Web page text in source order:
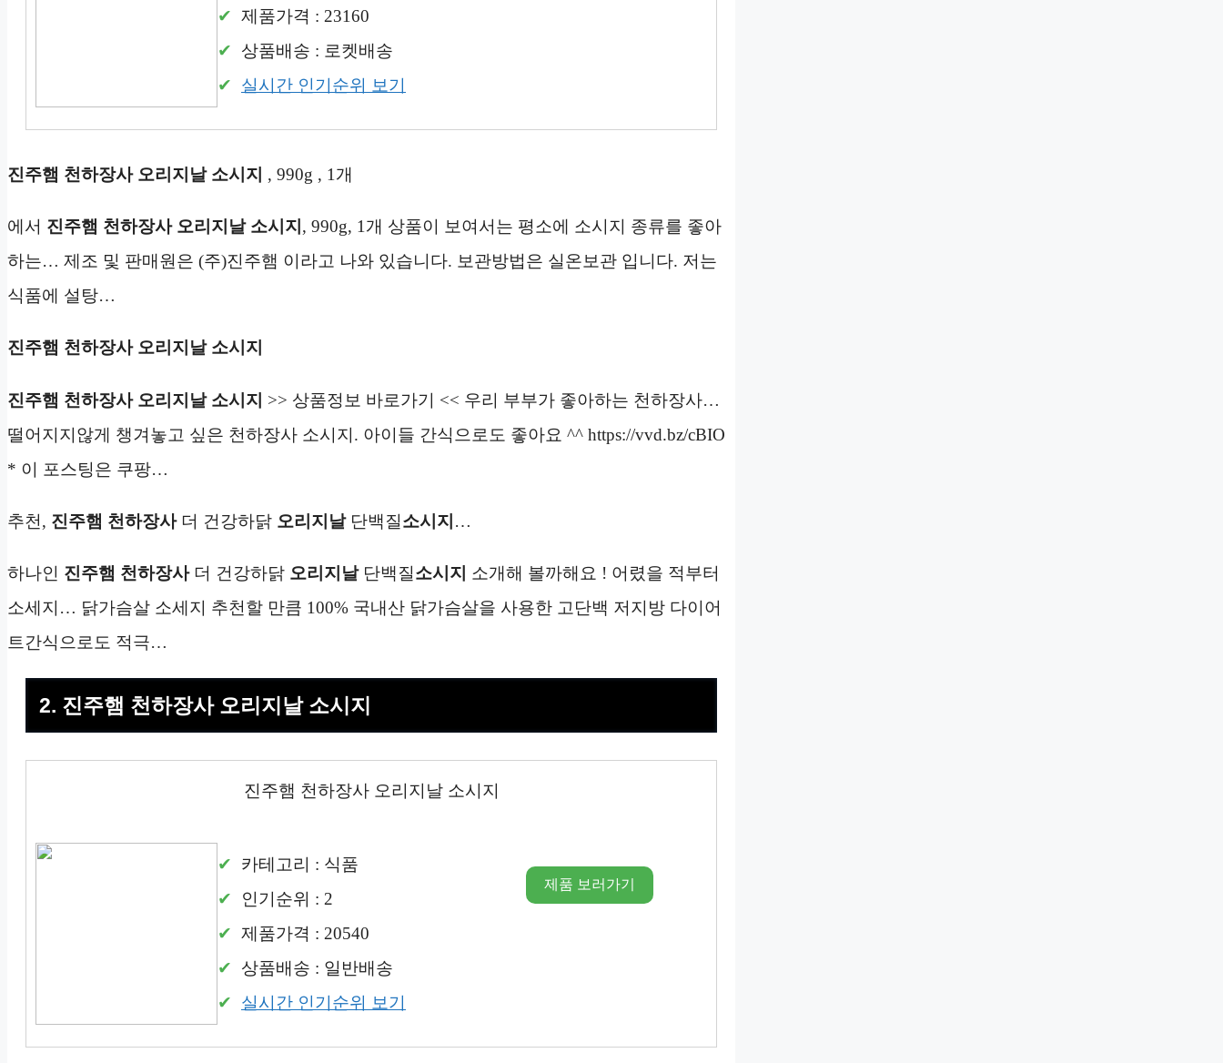
제품가격 : 23160
상품배송 : 로켓배송
실시간 인기순위 보기
진주햄 천하장사 오리지날 소시지 , 990g , 1개
에서 진주햄 천하장사 오리지날 소시지 , 990g, 1개 상품이 보여서는 평소에 소시지 종류를 좋아
하는… 제조 및 판매원은 (주)진주햄 이라고 나와 있습니다. 보관방법은 실온보관 입니다. 저는
식품에 설탕…
진주햄 천하장사 오리지날 소시지
진주햄 천하장사 오리지날 소시지 >> 상품정보 바로가기 << 우리 부부가 좋아하는 천하장사…
떨어지지않게 챙겨놓고 싶은 천하장사 소시지. 아이들 간식으로도 좋아요 ^^ https://vvd.bz/cBIO
* 이 포스팅은 쿠팡…
추천, 진주햄 천하장사더 건강하닭 오리지날단백질소시지 …
하나인 진주햄 천하장사더 건강하닭 오리지날단백질소시지 소개해 볼까해요 ! 어렸을 적부터
소세지… 닭가슴살 소세지 추천할 만큼 100% 국내산 닭가슴살을 사용한 고단백 저지방 다이어
트간식으로도 적극…
2. 진주햄 천하장사 오리지날 소시지
진주햄 천하장사 오리지날 소시지
카테고리 : 식품
인기순위 : 2
제품가격 : 20540
상품배송 : 일반배송
실시간 인기순위 보기
제품 보러가기